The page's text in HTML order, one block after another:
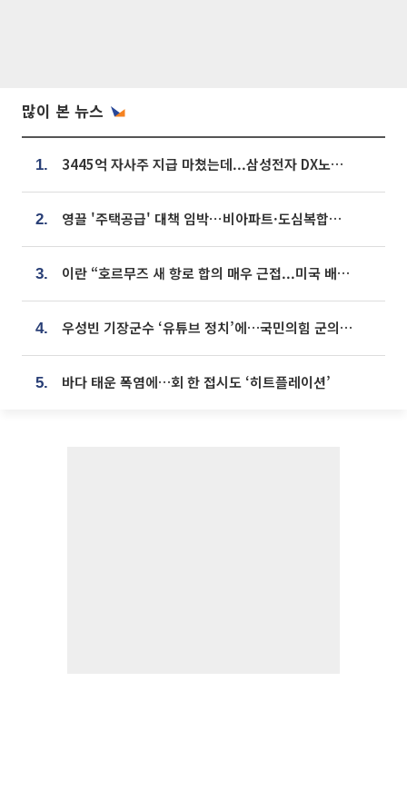
많이 본 뉴스
1. 3445억 자사주 지급 마쳤는데...삼성전자 DX노조, 뒤늦은 '떼쓰기 집회'
2. 영끌 '주택공급' 대책 임박⋯비아파트·도심복합까지 총동원
3. 이란 “호르무즈 새 항로 합의 매우 근접...미국 배상 먼저”
4. 우성빈 기장군수 ‘유튜브 정치’에…국민의힘 군의원들 집단 반발
5. 바다 태운 폭염에…회 한 접시도 ‘히트플레이션’